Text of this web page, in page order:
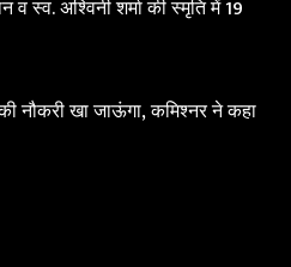
व स्व. अश्विनी शर्मा की स्मृति में 19
नौकरी खा जाऊंगा, कमिश्नर ने कहा